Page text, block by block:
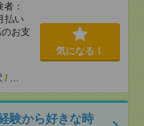
：
払い
お支
/ …
気になる！
験から好きな時